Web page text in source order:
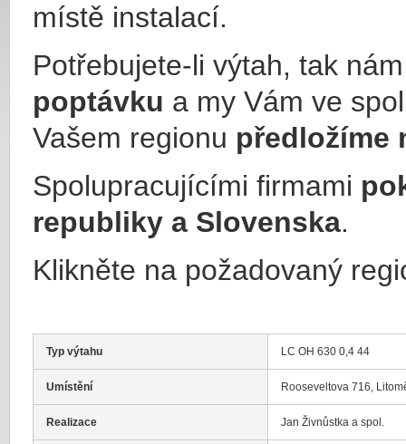
místě instalací.
Potřebujete-li výtah, tak
poptávku a my Vám ve
Vašem regionu předložíme
Spolupracujícími firmami
republiky a Slovenska.
Klikněte na požadovaný
Typ výtahu LC OH 630 0,4 44
Umístění Rooseveltova 716,
Realizace Jan Živnůstka a spol.